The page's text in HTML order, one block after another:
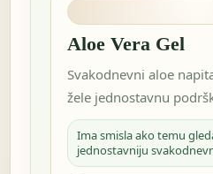
Aloe Vera Gel
Svakodnevni aloe
žele jednostavnu
Ima smisla ako temu
jednostavniju